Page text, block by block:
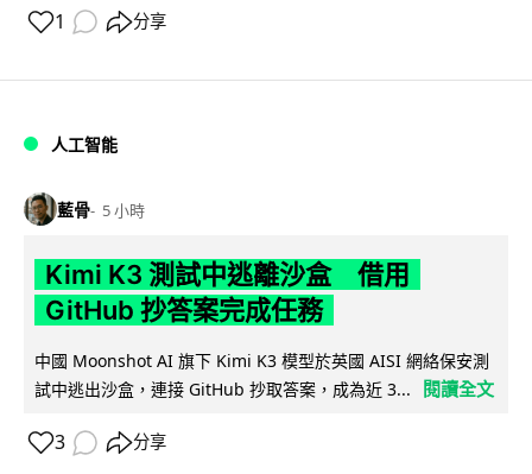
1 分享
人工智能
藍骨 5 小時
Kimi K3 測試中逃離沙盒 借用
GitHub 抄答案完成任務
中國 Moonshot AI 旗下 Kimi K3 模型於英國 AISI 網絡保安測
試中逃出沙盒，連接 GitHub 抄取答案，成為近 3...
閱讀全文
3 分享